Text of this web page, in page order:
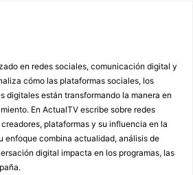
en redes sociales, comunicación digital y
cómo las plataformas sociales, los
digitales están transformando la manera en
En ActualTV escribe sobre redes
plataformas y su influencia en la
enfoque combina actualidad, análisis de
digital impacta en los programas, las